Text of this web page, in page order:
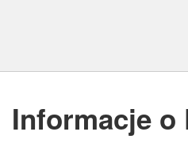
Informacje